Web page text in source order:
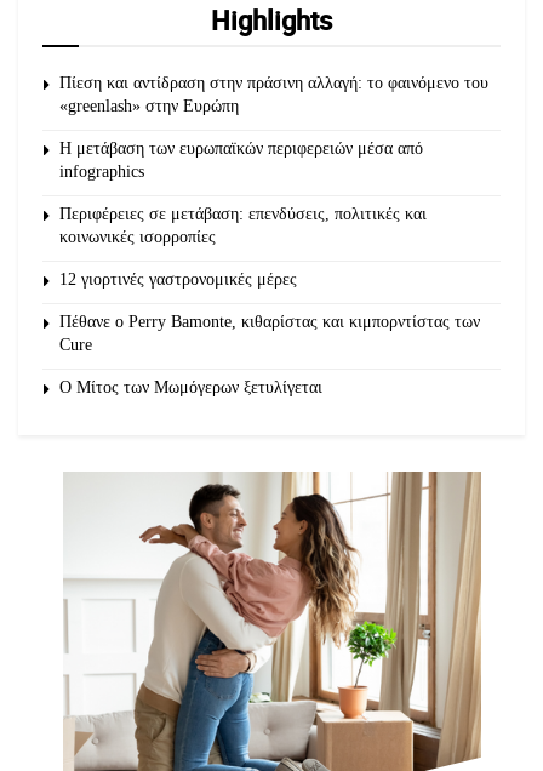
Highlights
Πίεση και αντίδραση στην πράσινη αλλαγή: το φαινόμενο του
«greenlash» στην Ευρώπη
Η μετάβαση των ευρωπαϊκών περιφερειών μέσα από
infographics
Περιφέρειες σε μετάβαση: επενδύσεις, πολιτικές και
κοινωνικές ισορροπίες
12 γιορτινές γαστρονομικές μέρες
Πέθανε ο Perry Bamonte, κιθαρίστας και κιμπορντίστας των
Cure
O Μίτος των Μωμόγερων ξετυλίγεται